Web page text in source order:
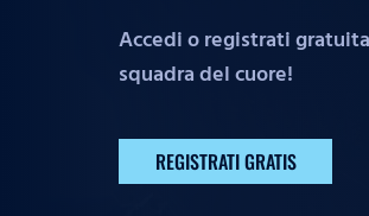
Accedi o registrati
squadra del cuore!
REGISTRATI GRATIS